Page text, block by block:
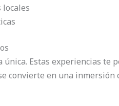
Estas experiencias te
convierte en una